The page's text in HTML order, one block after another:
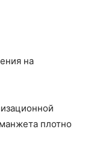
на
плотно